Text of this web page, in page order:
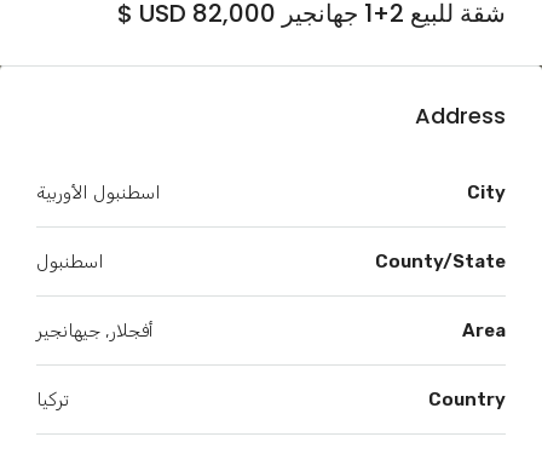
شقة للبيع 2+1 جهانجير USD 82,000 $
Address
City اسطنبول الأوربية
County/State اسطنبول
Area أفجلار, جيهانجير
Country تركيا